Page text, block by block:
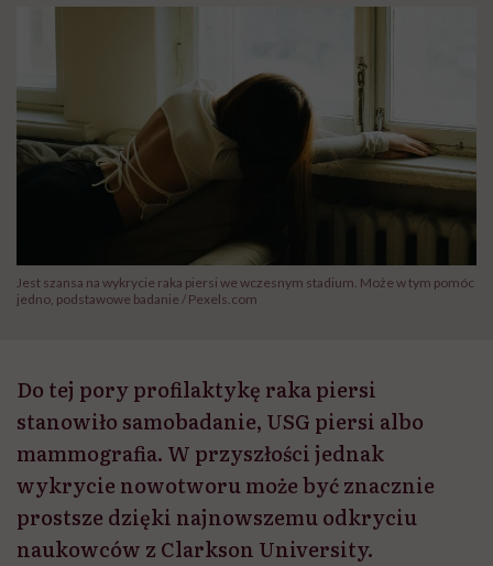
Jest szansa na wykrycie raka piersi we wczesnym stadium. Może w tym pomóc
jedno, podstawowe badanie / Pexels.com
Do tej pory profilaktykę raka piersi
stanowiło samobadanie, USG piersi albo
mammografia. W przyszłości jednak
wykrycie nowotworu może być znacznie
prostsze dzięki najnowszemu odkryciu
naukowców z Clarkson University.